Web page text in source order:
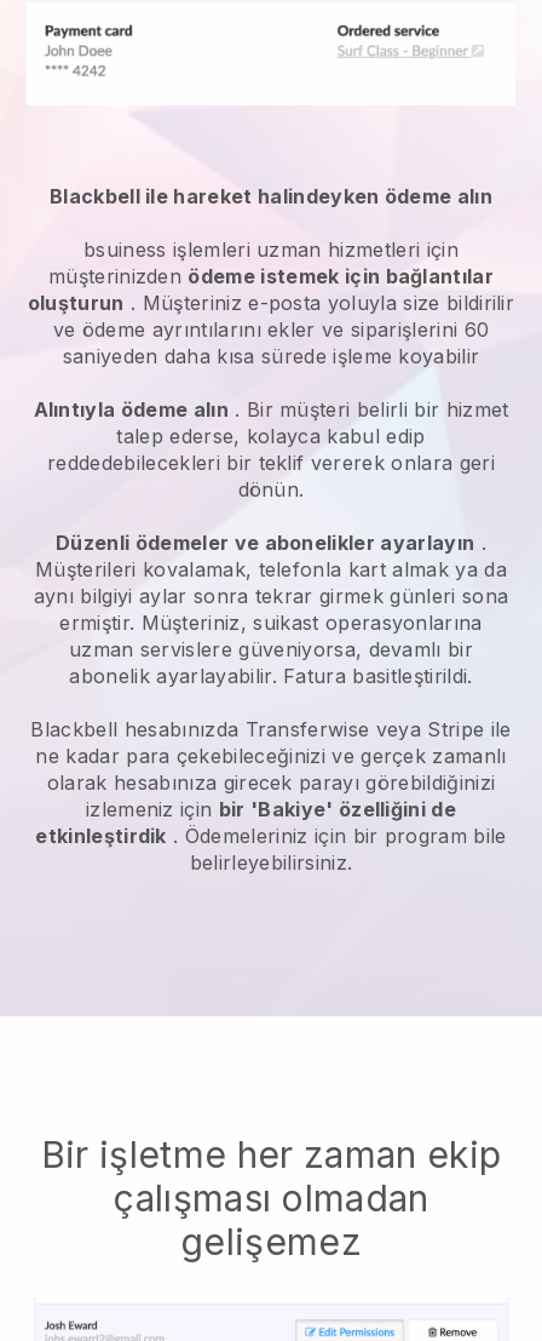
Blackbell ile hareket halindeyken ödeme alın
bsuiness işlemleri uzman hizmetleri için
müşterinizden ödeme istemek için bağlantılar
oluşturun . Müşteriniz e-posta yoluyla size bildirilir
ve ödeme ayrıntılarını ekler ve siparişlerini 60
saniyeden daha kısa sürede işleme koyabilir
Alıntıyla ödeme alın . Bir müşteri belirli bir hizmet
talep ederse, kolayca kabul edip
reddedebilecekleri bir teklif vererek onlara geri
dönün.
Düzenli ödemeler ve abonelikler ayarlayın .
Müşterileri kovalamak, telefonla kart almak ya da
aynı bilgiyi aylar sonra tekrar girmek günleri sona
ermiştir. Müşteriniz, suikast operasyonlarına
uzman servislere güveniyorsa, devamlı bir
abonelik ayarlayabilir. Fatura basitleştirildi.
Blackbell hesabınızda Transferwise veya Stripe ile
ne kadar para çekebileceğinizi ve gerçek zamanlı
olarak hesabınıza girecek parayı görebildiğinizi
izlemeniz için bir 'Bakiye' özelliğini de
etkinleştirdik . Ödemeleriniz için bir program bile
belirleyebilirsiniz.
Bir işletme her zaman ekip
çalışması olmadan
gelişemez